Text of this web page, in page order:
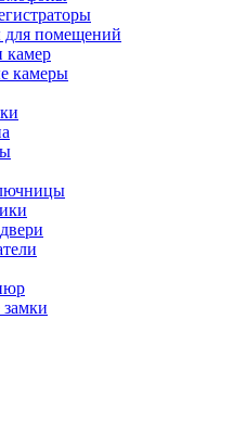
помещений
камер
камеры